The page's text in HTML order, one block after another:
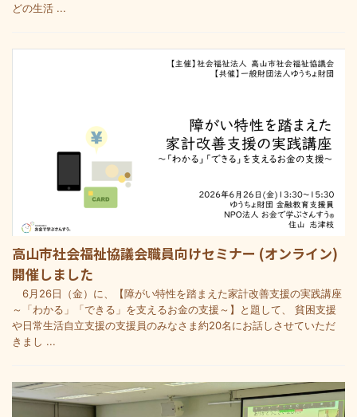
どの生活 ...
高山市社会福祉協議会職員向けセミナー (オンライン)
開催しました
6月26日（金）に、【障がい特性を踏まえた家計改善支援の実践講座
～「わかる」「できる」を支えるお金の支援～】と題して、 貧困支援
や日常生活自立支援の支援員のみなさま約20名にお話しさせていただ
きまし ...